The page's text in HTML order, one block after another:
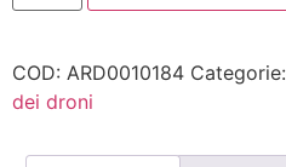
COD: ARD0010184 Categorie:
dei droni